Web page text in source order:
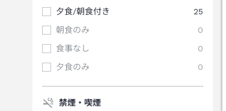
夕食/朝食付き
25
朝食のみ
0
食事なし
0
夕食のみ
0
禁煙・喫煙